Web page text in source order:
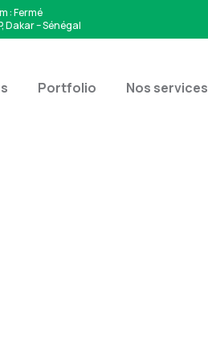
: Fermé
Dakar – Sénégal
Portfolio Nos services